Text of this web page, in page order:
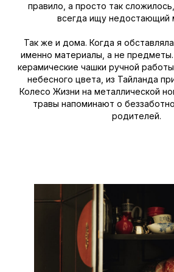
правило, а просто так
всегда ищу недостающий
Так же и дома. Когда я
именно материалы, а не
керамические чашки ручной
небесного цвета, из Тайланда
Колесо Жизни на металлической
травы напоминают о
родителей.